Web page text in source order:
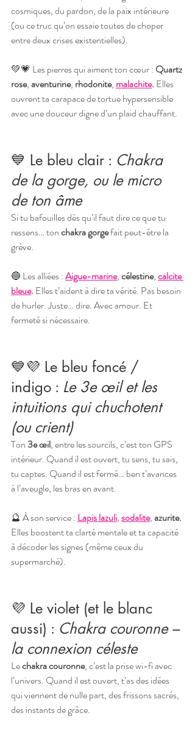
cosmiques, du pardon, de la paix intérieure
(ou ce truc qu’on essaie toutes de choper
entre deux crises existentielles).
💚💗 Les pierres qui aiment ton cœur : Quartz
rose, aventurine, rhodonite, malachite. Elles
ouvrent ta carapace de tortue hypersensible
avec une douceur digne d’un plaid chauffant.
💙 Le bleu clair : Chakra
de la gorge, ou le micro
de ton âme
Si tu bafouilles dès qu’il faut dire ce que tu
ressens… ton chakra gorge fait peut-être la
grève.
🔵 Les alliées : Aigue-marine, célestine, calcite
bleue. Elles t’aident à dire ta vérité. Pas besoin
de hurler. Juste… dire. Avec amour. Et
fermeté si nécessaire.
💙💜 Le bleu foncé /
indigo : Le 3e œil et les
intuitions qui chuchotent
(ou crient)
Ton 3e œil, entre les sourcils, c’est ton GPS
intérieur. Quand il est ouvert, tu sens, tu sais,
tu captes. Quand il est fermé… ben t’avances
à l’aveugle, les bras en avant.
🔮 À son service : Lapis lazuli, sodalite, azurite.
Elles boostent ta clarté mentale et ta capacité
à décoder les signes (même ceux du
supermarché).
💜 Le violet (et le blanc
aussi) : Chakra couronne –
la connexion céleste
Le chakra couronne, c’est la prise wi-fi avec
l’univers. Quand il est ouvert, t’as des idées
qui viennent de nulle part, des frissons sacrés,
des instants de grâce.